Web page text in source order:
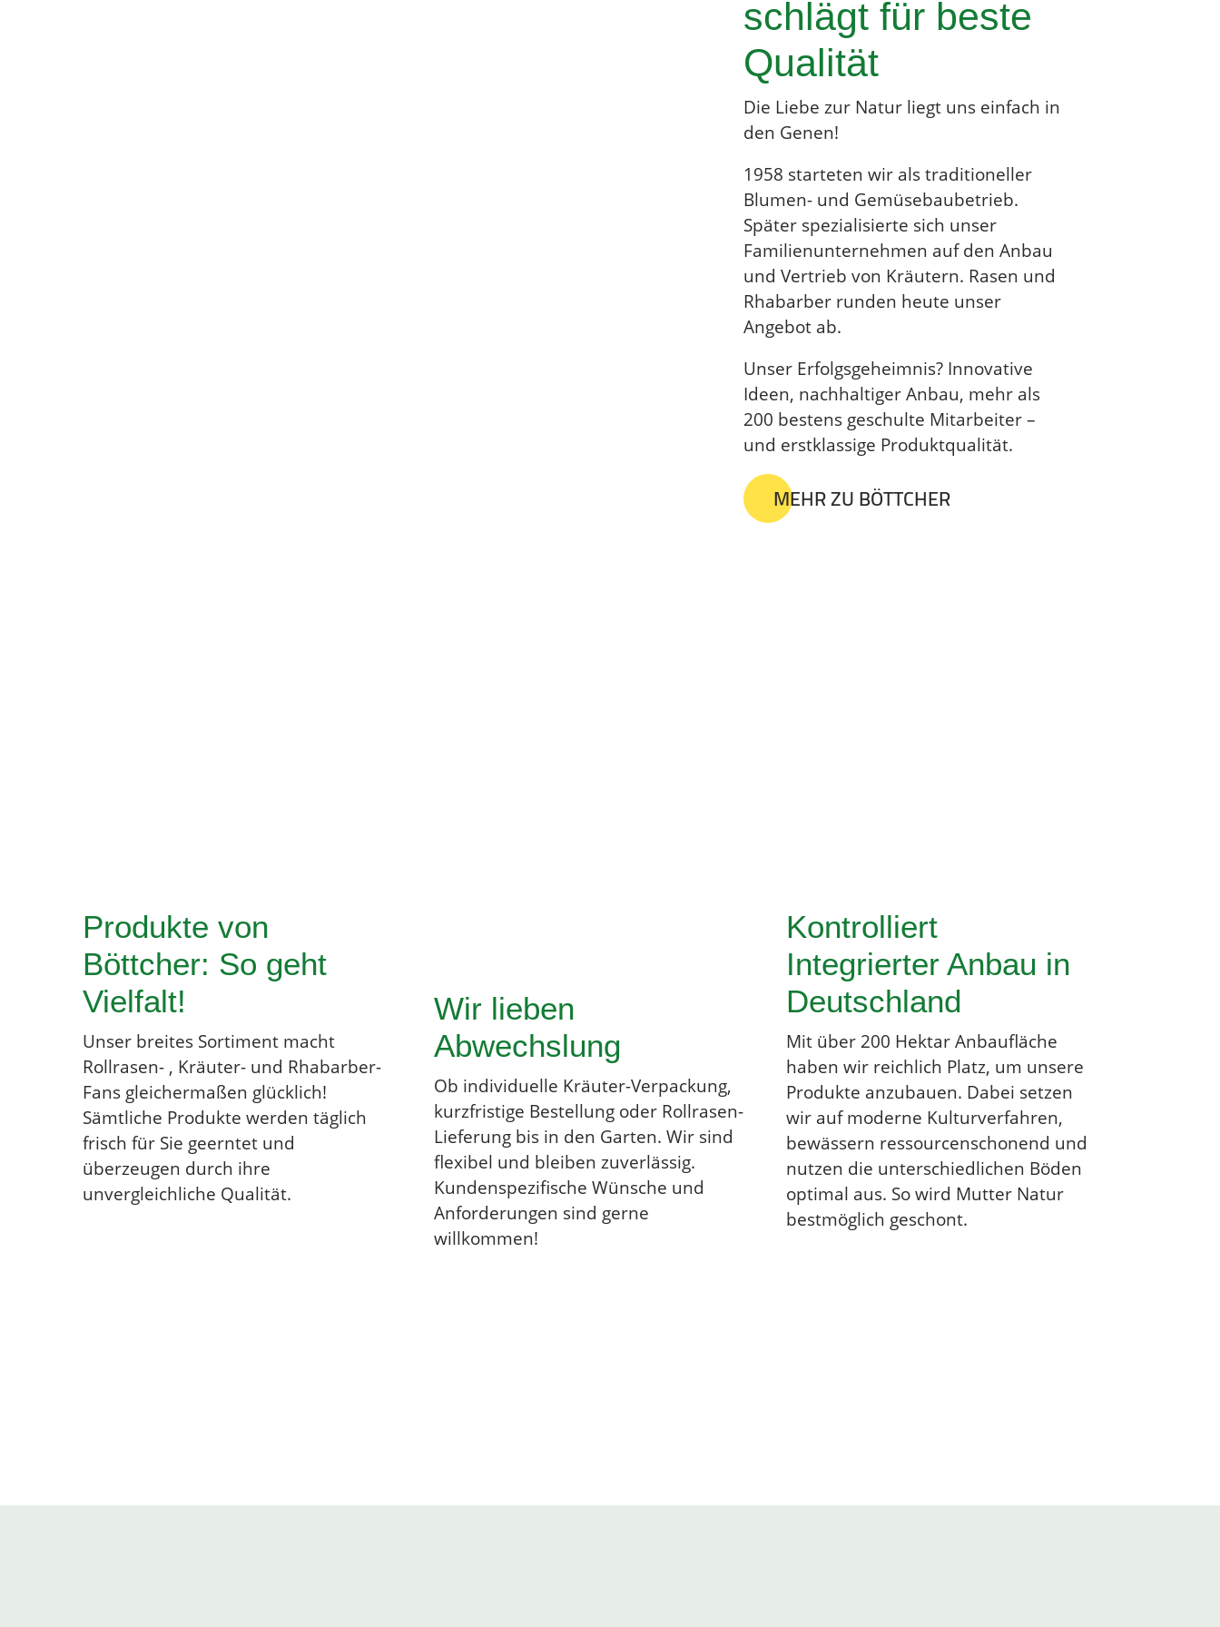
schlägt für beste
Qualität
Die Liebe zur Natur liegt uns einfach in
den Genen!
1958 starteten wir als traditioneller
Blumen- und Gemüsebaubetrieb.
Später spezialisierte sich unser
Familienunternehmen auf den Anbau
und Vertrieb von Kräutern. Rasen und
Rhabarber runden heute unser
Angebot ab.
Unser Erfolgsgeheimnis? Innovative
Ideen, nachhaltiger Anbau, mehr als
200 bestens geschulte Mitarbeiter –
und erstklassige Produktqualität.
MEHR ZU BÖTTCHER
Produkte von
Böttcher: So geht
Vielfalt!
Unser breites Sortiment macht
Rollrasen- , Kräuter- und Rhabarber-
Fans gleichermaßen glücklich!
Sämtliche Produkte werden täglich
frisch für Sie geerntet und
überzeugen durch ihre
unvergleichliche Qualität.
Wir lieben
Abwechslung
Ob individuelle Kräuter-Verpackung,
kurzfristige Bestellung oder Rollrasen-
Lieferung bis in den Garten. Wir sind
flexibel und bleiben zuverlässig.
Kundenspezifische Wünsche und
Anforderungen sind gerne
willkommen!
Kontrolliert
Integrierter Anbau in
Deutschland
Mit über 200 Hektar Anbaufläche
haben wir reichlich Platz, um unsere
Produkte anzubauen. Dabei setzen
wir auf moderne Kulturverfahren,
bewässern ressourcenschonend und
nutzen die unterschiedlichen Böden
optimal aus. So wird Mutter Natur
bestmöglich geschont.